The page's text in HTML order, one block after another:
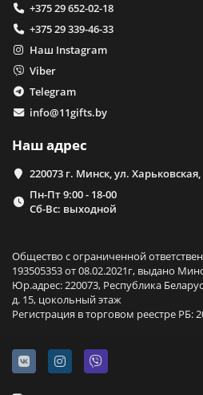
+375 29 652-02-18
+375 29 339-46-33
Наш Instagram
Viber
Telegram
info@11gifts.by
Наш адрес
220073 г. Минск, ул.
Пн-Пт 9:00 - 18-00
Сб-Вс: выходной
Общество с ограниченной
193505353 от 08.02.2021г, выдано
Юр.адрес: 220073, Республика
д. 15, цокольный этаж
Регистрация в торговом реестре РБ: